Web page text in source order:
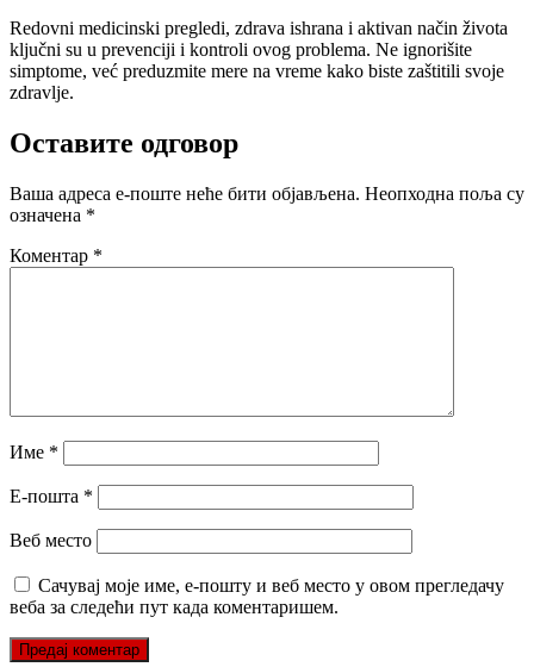
Redovni medicinski pregledi, zdrava ishrana i aktivan način života
ključni su u prevenciji i kontroli ovog problema. Ne ignorišite
simptome, već preduzmite mere na vreme kako biste zaštitili svoje
zdravlje.
Оставите одговор
Ваша адреса е-поште неће бити објављена. Неопходна поља су
означена *
Коментар *
Име *
Е-пошта *
Веб место
Сачувај моје име, е-пошту и веб место у овом прегледачу
веба за следећи пут када коментаришем.